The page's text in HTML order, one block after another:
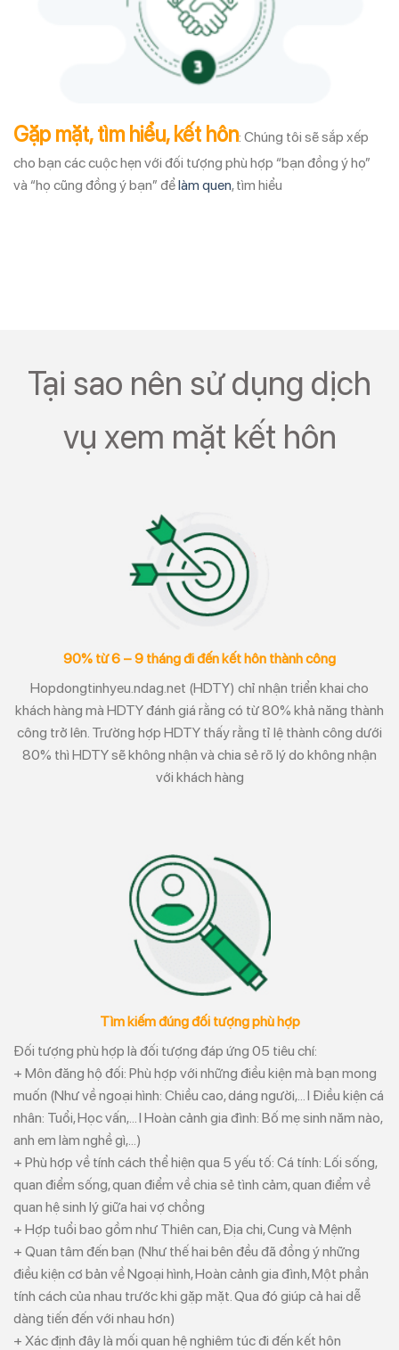
Gặp mặt, tìm hiểu, kết hôn: Chúng tôi sẽ sắp xếp
cho bạn các cuộc hẹn với đối tượng phù hợp “bạn đồng ý họ”
và “họ cũng đồng ý bạn” đểlàm quen, tìm hiểu
Tại sao nên sử dụng dịch
vụ xem mặt kết hôn
90% từ 6 – 9 tháng đi đến kết hôn thành công
Hopdongtinhyeu.ndag.net (HDTY) chỉ nhận triển khai cho
khách hàng mà HDTY đánh giá rằng có từ 80% khả năng thành
công trở lên. Trường hợp HDTY thấy rằng tỉ lệ thành công dưới
80% thì HDTY sẽ không nhận và chia sẻ rõ lý do không nhận
với khách hàng
Tìm kiếm đúng đối tượng phù hợp
Đối tượng phù hợp là đối tượng đáp ứng 05 tiêu chí:
+ Môn đăng hộ đối: Phù hợp với những điều kiện mà bạn mong
muốn (Như về ngoại hình: Chiều cao, dáng người,… l Điều kiện cá
nhân: Tuổi, Học vấn,… l Hoàn cảnh gia đình: Bố mẹ sinh năm nào,
anh em làm nghề gì,…)
+ Phù hợp về tính cách thể hiện qua 5 yếu tố: Cá tính: Lối sống,
quan điểm sống, quan điểm về chia sẻ tình cảm, quan điểm về
quan hệ sinh lý giữa hai vợ chồng
+ Hợp tuổi bao gồm như Thiên can, Địa chi, Cung và Mệnh
+ Quan tâm đến bạn (Như thế hai bên đều đã đồng ý những
điều kiện cơ bản về Ngoại hình, Hoàn cảnh gia đình, Một phần
tính cách của nhau trước khi gặp mặt. Qua đó giúp cả hai dễ
dàng tiến đến với nhau hơn)
+ Xác định đây là mối quan hệ nghiêm túc đi đến kết hôn